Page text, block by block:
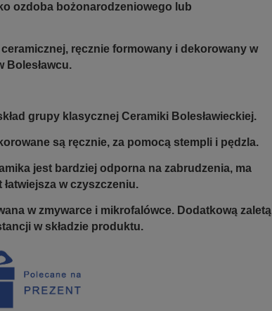
ozdoba bożonarodzeniowego lub
ręcznie formowany i dekorowany w
Bolesławcu.
grupy klasycznej Ceramiki Bolesławieckiej.
są ręcznie, za pomocą stempli i pędzla.
jest bardziej odporna na zabrudzenia, ma
w czyszczeniu.
w zmywarce i mikrofalówce. Dodatkową zaletą
w składzie produktu.